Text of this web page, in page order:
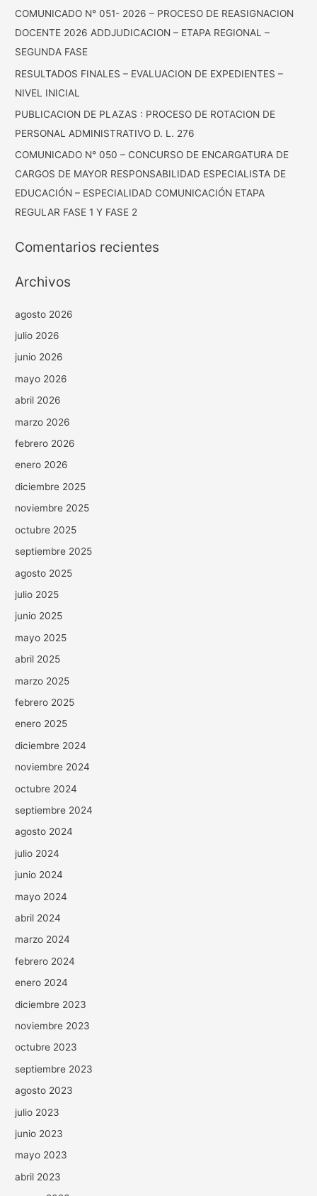
COMUNICADO N° 051- 2026 – PROCESO DE REASIGNACION
DOCENTE 2026 ADDJUDICACION – ETAPA REGIONAL –
SEGUNDA FASE
RESULTADOS FINALES – EVALUACION DE EXPEDIENTES –
NIVEL INICIAL
PUBLICACION DE PLAZAS : PROCESO DE ROTACION DE
PERSONAL ADMINISTRATIVO D. L. 276
COMUNICADO N° 050 – CONCURSO DE ENCARGATURA DE
CARGOS DE MAYOR RESPONSABILIDAD ESPECIALISTA DE
EDUCACIÓN – ESPECIALIDAD COMUNICACIÓN ETAPA
REGULAR FASE 1 Y FASE 2
Comentarios recientes
Archivos
agosto 2026
julio 2026
junio 2026
mayo 2026
abril 2026
marzo 2026
febrero 2026
enero 2026
diciembre 2025
noviembre 2025
octubre 2025
septiembre 2025
agosto 2025
julio 2025
junio 2025
mayo 2025
abril 2025
marzo 2025
febrero 2025
enero 2025
diciembre 2024
noviembre 2024
octubre 2024
septiembre 2024
agosto 2024
julio 2024
junio 2024
mayo 2024
abril 2024
marzo 2024
febrero 2024
enero 2024
diciembre 2023
noviembre 2023
octubre 2023
septiembre 2023
agosto 2023
julio 2023
junio 2023
mayo 2023
abril 2023